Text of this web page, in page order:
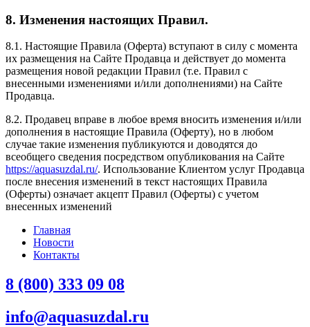
8. Изменения настоящих Правил.
8.1. Настоящие Правила (Оферта) вступают в силу с момента
их размещения на Сайте Продавца и действует до момента
размещения новой редакции Правил (т.е. Правил с
внесенными изменениями и/или дополнениями) на Сайте
Продавца.
8.2. Продавец вправе в любое время вносить изменения и/или
дополнения в настоящие Правила (Оферту), но в любом
случае такие изменения публикуются и доводятся до
всеобщего сведения посредством опубликования на Сайте
https://aquasuzdal.ru/. Использование Клиентом услуг Продавца
после внесения изменений в текст настоящих Правила
(Оферты) означает акцепт Правил (Оферты) с учетом
внесенных изменений
Главная
Новости
Контакты
8 (800) 333 09 08
info@aquasuzdal.ru